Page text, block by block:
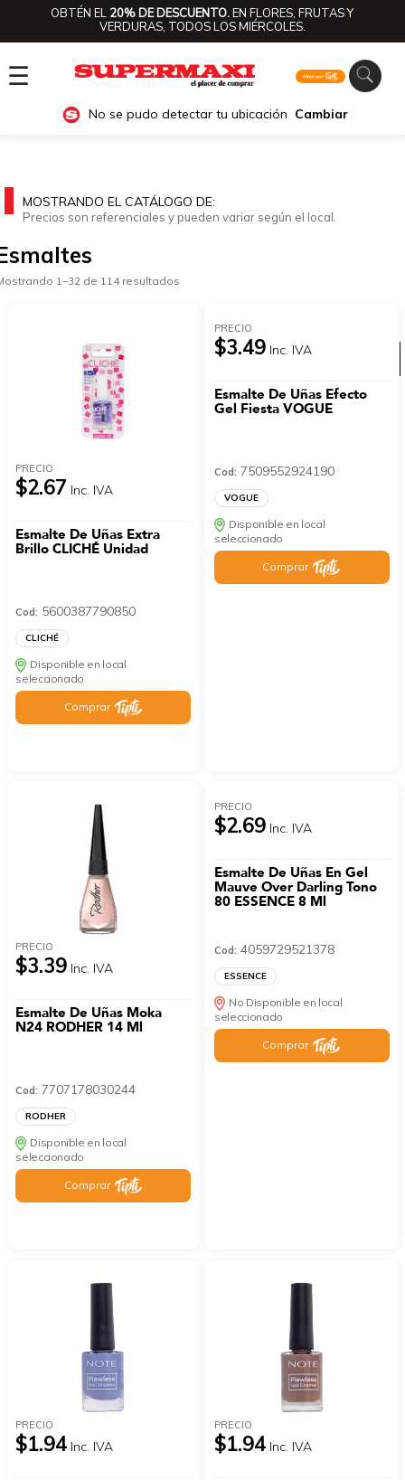
OBTÉN EL 20% DE DESCUENTO.EN FLORES, FRUTAS Y
VERDURAS, TODOS LOS MIÉRCOLES.
☰
No se pudo detectar tu ubicación Cambiar
Ver categorías
MOSTRANDO EL CATÁLOGO DE:
Precios son referenciales y pueden variar según el local.
1–32 de 114 resultados
PRECIO
$2.67 Inc. IVA
Esmalte De Uñas Extra
Brillo CLICHÉ Unidad
Cod: 5600387790850
CLICHÉ
Disponible en local
seleccionado
Comprar
PRECIO
$3.49 Inc. IVA
Esmalte De Uñas Efecto
Gel Fiesta VOGUE
Cod: 7509552924190
VOGUE
Disponible en local
seleccionado
Comprar
PRECIO
$3.39 Inc. IVA
Esmalte De Uñas Moka
N24 RODHER 14 Ml
Cod: 7707178030244
RODHER
Disponible en local
seleccionado
Comprar
PRECIO
$2.69 Inc. IVA
Esmalte De Uñas En Gel
Mauve Over Darling Tono
80 ESSENCE 8 Ml
Cod: 4059729521378
ESSENCE
No Disponible en local
seleccionado
Comprar
PRECIO
$1.94 Inc. IVA
PRECIO
$1.94 Inc. IVA